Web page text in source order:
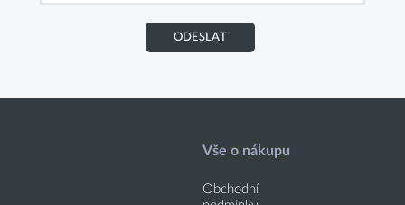
ODESLAT
Vše o nákupu
Obchodní